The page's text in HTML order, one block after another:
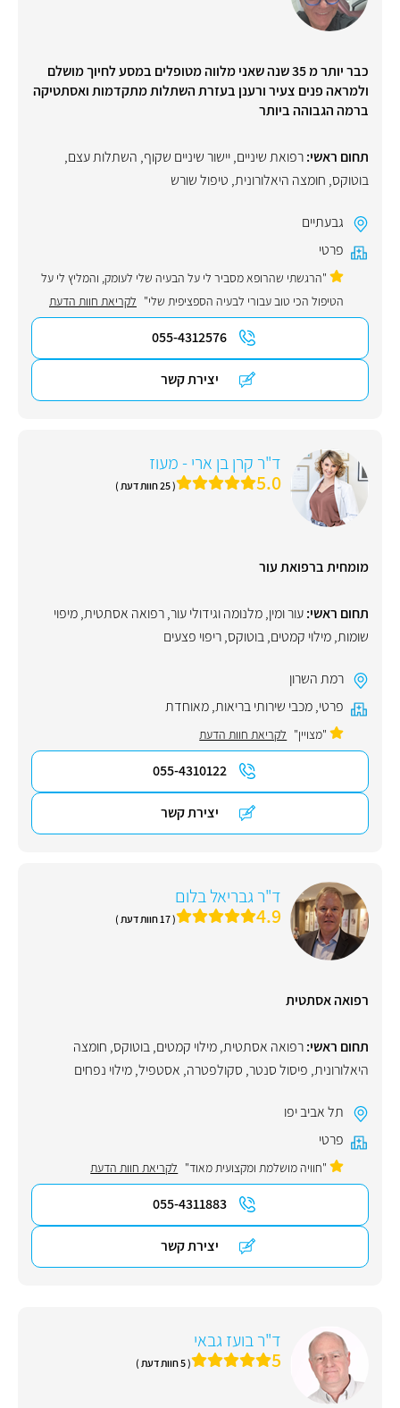
כבר יותר מ 35 שנה שאני מלווה מטופלים במסע לחיוך מושלם
ולמראה פנים צעיר ורענן בעזרת השתלות מתקדמות ואסתטיקה
ברמה הגבוהה ביותר
תחום ראשי:רפואת שיניים,יישור שיניים שקוף, השתלות עצם,
בוטוקס, חומצה היאלורונית, טיפול שורש
גבעתיים
פרטי
"הרגשתי שהרופא מסביר לי על הבעיה שלי לעומק, והמליץ לי על
הטיפול הכי טוב עבורי לבעיה הספציפית שלי" לקריאת חוות הדעת
055-4312576
יצירת קשר
ד"ר קרן בן ארי - מעוז
5.0 ( 25 חוות דעת )
מומחית ברפואת עור
תחום ראשי:עור ומין,מלנומה וגידולי עור,רפואה אסתטית,מיפוי
שומות,מילוי קמטים,בוטוקס,ריפוי פצעים
רמת השרון
פרטי,מכבי שירותי בריאות,מאוחדת
"מצויין" לקריאת חוות הדעת
055-4310122
יצירת קשר
ד"ר גבריאל בלום
4.9 ( 17 חוות דעת )
רפואה אסתטית
תחום ראשי:רפואה אסתטית,מילוי קמטים,בוטוקס, חומצה
היאלורונית, פיסול סנטר, סקולפטרה, אסטפיל,מילוי נפחים
תל אביב יפו
פרטי
"חוויה מושלמת ומקצועית מאוד" לקריאת חוות הדעת
055-4311883
יצירת קשר
ד"ר בועז גבאי
5 ( 5 חוות דעת )